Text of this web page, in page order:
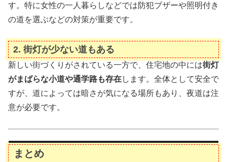
す。特に女性の一人暮らしなどでは防犯ブザーや照明付き
の道を選ぶなどの対策が重要です。
2. 街灯が少ない道もある
新しい街づくりがされている一方で、住宅地の中には街灯
がまばらな小道や通学路も存在します。全体として安全で
すが、道によっては暗さが気になる場所もあり、夜道は注
意が必要です。
まとめ